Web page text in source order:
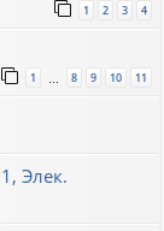
1 2 3 4
1 8 9 10 11
Элек.